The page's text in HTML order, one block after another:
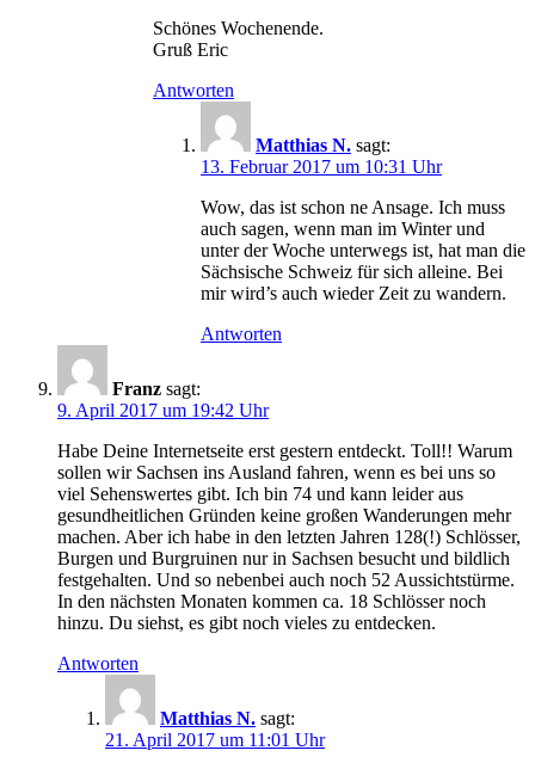
Schönes Wochenende.
Gruß Eric
Antworten
Matthias N. sagt:
13. Februar 2017 um 10:31 Uhr
Wow, das ist schon ne Ansage. Ich muss
auch sagen, wenn man im Winter und
unter der Woche unterwegs ist, hat man die
Sächsische Schweiz für sich alleine. Bei
mir wird’s auch wieder Zeit zu wandern.
Antworten
Franz sagt:
9. April 2017 um 19:42 Uhr
Habe Deine Internetseite erst gestern entdeckt. Toll!! Warum
sollen wir Sachsen ins Ausland fahren, wenn es bei uns so
viel Sehenswertes gibt. Ich bin 74 und kann leider aus
gesundheitlichen Gründen keine großen Wanderungen mehr
machen. Aber ich habe in den letzten Jahren 128(!) Schlösser,
Burgen und Burgruinen nur in Sachsen besucht und bildlich
festgehalten. Und so nebenbei auch noch 52 Aussichtstürme.
In den nächsten Monaten kommen ca. 18 Schlösser noch
hinzu. Du siehst, es gibt noch vieles zu entdecken.
Antworten
Matthias N. sagt:
21. April 2017 um 11:01 Uhr